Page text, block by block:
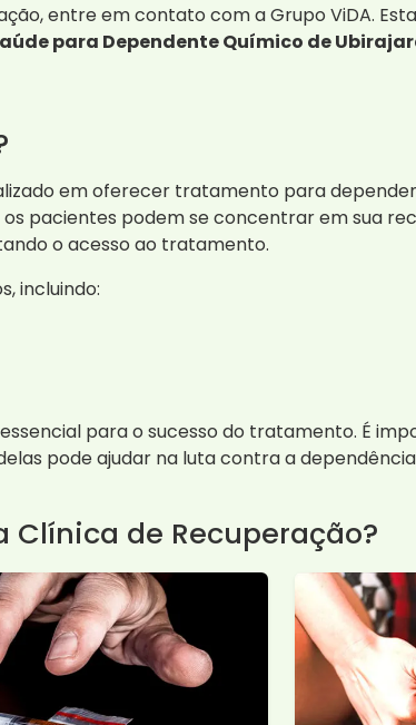
entre em contato com a Grupo ViDA.
para Dependente Químico de
em oferecer tratamento para
pacientes podem se concentrar em sua
o acesso ao tratamento.
incluindo:
para o sucesso do tratamento. É
pode ajudar na luta contra a
de Recuperação?